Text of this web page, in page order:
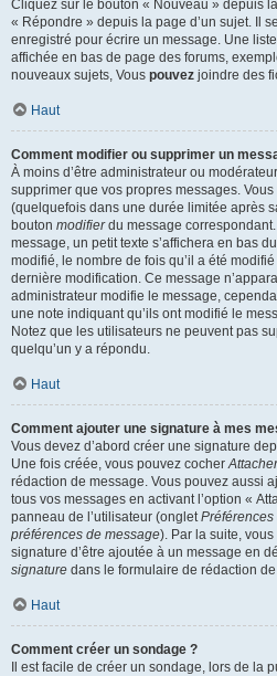
Cliquez sur le bouton « Nouveau » depuis
« Répondre » depuis la page d’un sujet. Il
enregistré pour écrire un message. Une
affichée en bas de page des forums,
nouveaux sujets, Vous pouvez joindre des
Haut
Comment modifier ou supprimer un
À moins d’être administrateur ou
supprimer que vos propres messages.
(quelquefois dans une durée limitée après
bouton modifierdu message
message, un petit texte s’affichera en bas
modifié, le nombre de fois qu’il a été
dernière modification. Ce message
administrateur modifie le message,
une note indiquant qu’ils ont modifié le
Notez que les utilisateurs ne peuvent pas
quelqu’un y a répondu.
Haut
Comment ajouter une signature à mes
Vous devez d’abord créer une signature
Une fois créée, vous pouvez cocher
rédaction de message. Vous pouvez aussi
tous vos messages en activant l’option «
panneau de l’utilisateur (ongletPréférences
préférences de message). Par la suite,
signature d’être ajoutée à un message en
signature dans le formulaire de rédaction
Haut
Comment créer un sondage ?
Il est facile de créer un sondage, lors de la